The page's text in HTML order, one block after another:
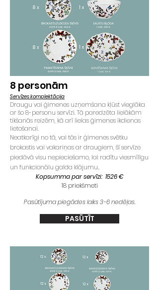
8 personām
Servīzes komplektācija
Draugu vai ģimenes uzņemšana kļūst vieglāka
ar šo 8-personu servīzi. Tā paredzēta lielākām
tikšanās reizēm, kā arī lielas ģimenes ikdienas
lietošanai.
Neatkarīgi no tā, vai tās ir ģimenes svētku
brokastis vai vakariņas ar draugiem, šī servīze
piedāvā visu nepieciešamo, lai radītu viesmīlīgu
un funkcionālu galda klājumu
Kopsumma par servīzi: 1526 €
18 priekšmeti
Pasūtījuma piegādes laiks 3-6 nedēļas.
PASŪTĪT